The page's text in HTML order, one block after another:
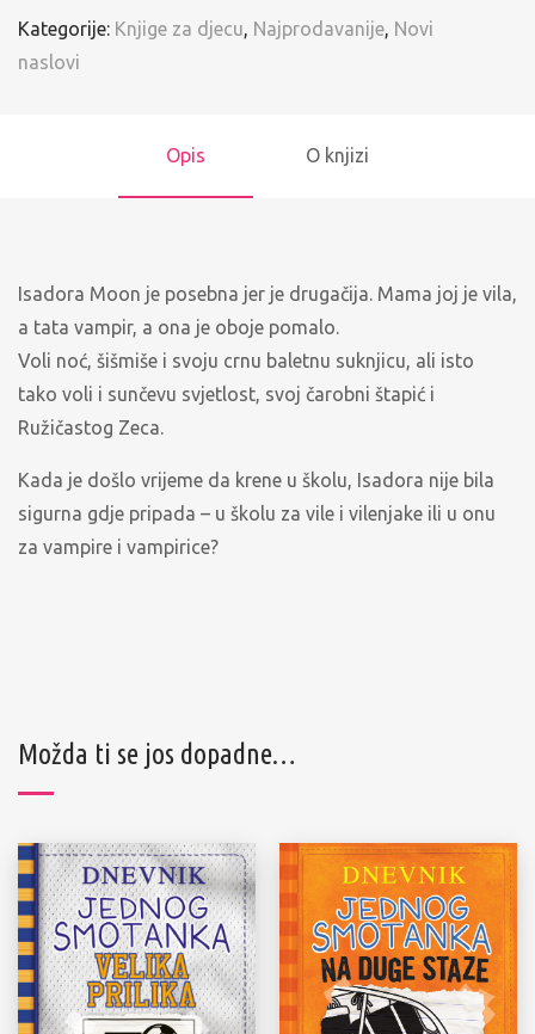
Kategorije: Knjige za djecu, Najprodavanije, Novi
naslovi
Opis O knjizi
Isadora Moon je posebna jer je drugačija. Mama joj je vila,
a tata vampir, a ona je oboje pomalo.
Voli noć, šišmiše i svoju crnu baletnu suknjicu, ali isto
tako voli i sunčevu svjetlost, svoj čarobni štapić i
Ružičastog Zeca.
Kada je došlo vrijeme da krene u školu, Isadora nije bila
sigurna gdje pripada – u školu za vile i vilenjake ili u onu
za vampire i vampirice?
Možda ti se jos dopadne…